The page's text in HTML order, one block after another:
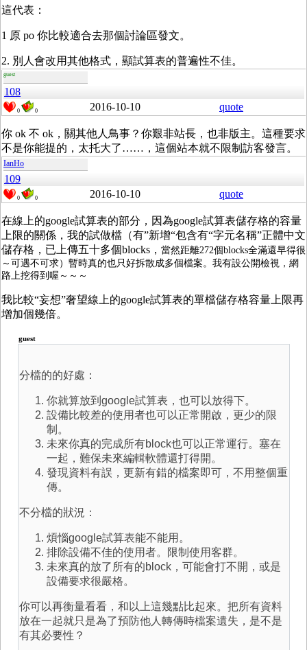
這代表：
1 原 po 你比較適合去那個討論區發文。
2. 別人會改用其他格式，顯試算表的普遍性不佳。
guest
108
0 0 2016-10-10 quote
你 ok 不 ok，關其他人鳥事？你艱非站長，也非版主。這種要求
不是你能提的，太托大了……，這個站本就不限制訪客發言。
IanHo
109
0 0 2016-10-10 quote
在線上的google試算表的部分，因為google試算表儲存格的容量
上限的關係，我的試做檔（有”新增“包含有“字元名稱”正體中文
儲存格，已上傳五十多個blocks， 當然距離272個blocks全滿還早得很
～可遇不可求）暫時真的也只好拆散成多個檔案。我有設公開檢視，網
路上挖得到喔～～～
我比較“妄想”奢望線上的google試算表的單檔儲存格容量上限再
增加個幾倍。
guest
分檔的的好處：
你就算放到google試算表，也可以放得下。
設備比較差的使用者也可以正常開啟，更少的限
制。
未來你真的完成所有block也可以正常運行。塞在
一起，難保未來編輯軟體還打得開。
發現資料有誤，更新有錯的檔案即可，不用整個重
傳。
不分檔的狀況：
煩惱google試算表能不能用。
排除設備不佳的使用者。限制使用客群。
未來真的放了所有的block，可能會打不開，或是
設備要求很嚴格。
你可以再衡量看看，和以上這幾點比起來。把所有資料
放在一起就只是為了預防他人轉傳時檔案遺失，是不是
有其必要性？